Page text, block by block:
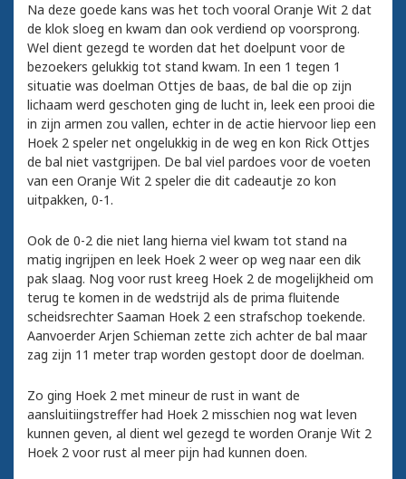
Na deze goede kans was het toch vooral Oranje Wit 2 dat
de klok sloeg en kwam dan ook verdiend op voorsprong.
Wel dient gezegd te worden dat het doelpunt voor de
bezoekers gelukkig tot stand kwam. In een 1 tegen 1
situatie was doelman Ottjes de baas, de bal die op zijn
lichaam werd geschoten ging de lucht in, leek een prooi die
in zijn armen zou vallen, echter in de actie hiervoor liep een
Hoek 2 speler net ongelukkig in de weg en kon Rick Ottjes
de bal niet vastgrijpen. De bal viel pardoes voor de voeten
van een Oranje Wit 2 speler die dit cadeautje zo kon
uitpakken, 0-1.
Ook de 0-2 die niet lang hierna viel kwam tot stand na
matig ingrijpen en leek Hoek 2 weer op weg naar een dik
pak slaag. Nog voor rust kreeg Hoek 2 de mogelijkheid om
terug te komen in de wedstrijd als de prima fluitende
scheidsrechter Saaman Hoek 2 een strafschop toekende.
Aanvoerder Arjen Schieman zette zich achter de bal maar
zag zijn 11 meter trap worden gestopt door de doelman.
Zo ging Hoek 2 met mineur de rust in want de
aansluitiingstreffer had Hoek 2 misschien nog wat leven
kunnen geven, al dient wel gezegd te worden Oranje Wit 2
Hoek 2 voor rust al meer pijn had kunnen doen.